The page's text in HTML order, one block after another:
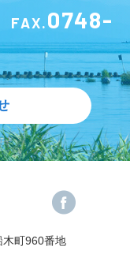
FAX.0748-
町960番地